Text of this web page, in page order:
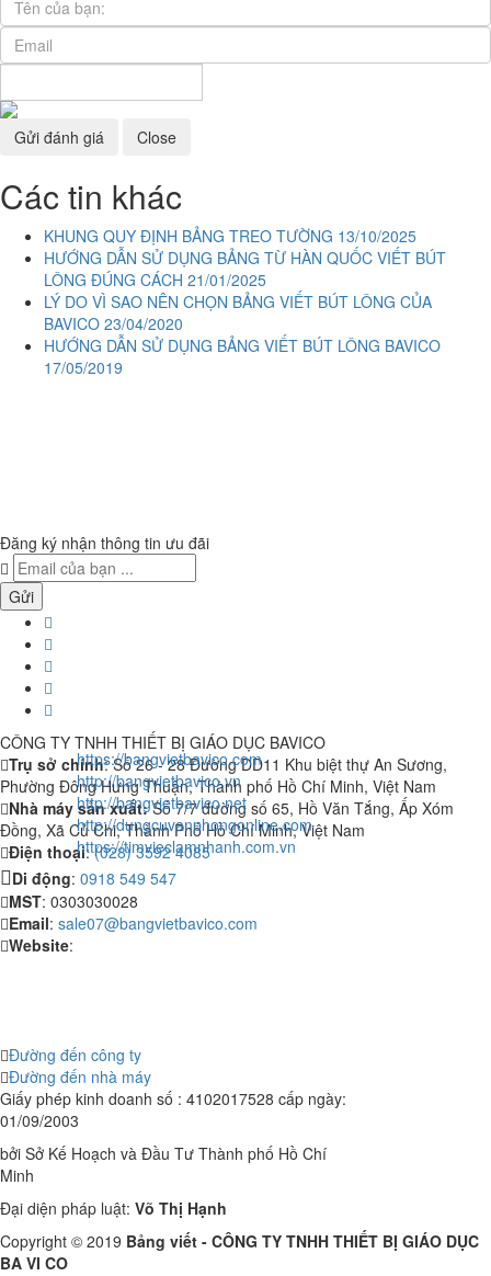
Gửi đánh giá Close
Các tin khác
KHUNG QUY ĐỊNH BẢNG TREO TƯỜNG 13/10/2025
HƯỚNG DẪN SỬ DỤNG BẢNG TỪ HÀN QUỐC VIẾT BÚT
LÔNG ĐÚNG CÁCH 21/01/2025
LÝ DO VÌ SAO NÊN CHỌN BẢNG VIẾT BÚT LÔNG CỦA
BAVICO 23/04/2020
HƯỚNG DẪN SỬ DỤNG BẢNG VIẾT BÚT LÔNG BAVICO
17/05/2019
Đăng ký nhận thông tin ưu đãi
Gửi
CÔNG TY TNHH THIẾT BỊ GIÁO DỤC BAVICO
Trụ sở chính: Số 26 - 28 Đường DD11 Khu biệt thự An Sương,
Phường Đông Hưng Thuận, Thành phố Hồ Chí Minh, Việt Nam
Nhà máy sản xuất:Số 7/7 đường số 65, Hồ Văn Tắng, Ấp Xóm
Đồng, Xã Củ Chi, Thành Phố Hồ Chí Minh, Việt Nam
Điện thoại:(028) 3592 4085
Di động: 0918 549 547
MST: 0303030028
Email: sale07@bangvietbavico.com
Website:
https://bangvietbavico.com
http://bangvietbavico.vn
http://bangvietbavico.net
http://dungcuvanphongonline.com
https://timvieclamnhanh.com.vn
Đường đến công ty
Đường đến nhà máy
Giấy phép kinh doanh số : 4102017528 cấp ngày:
01/09/2003
bởi Sở Kế Hoạch và Đầu Tư Thành phố Hồ Chí
Minh
Đại diện pháp luật: Võ Thị Hạnh
Copyright © 2019 Bảng viết - CÔNG TY TNHH THIẾT BỊ GIÁO DỤC
BA VI CO